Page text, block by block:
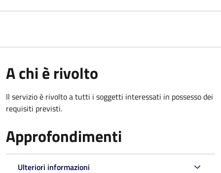
A chi è rivolto
Il servizio è rivolto a tutti i soggetti interessati in possesso dei
requisiti previsti.
Approfondimenti
Ulteriori informazioni